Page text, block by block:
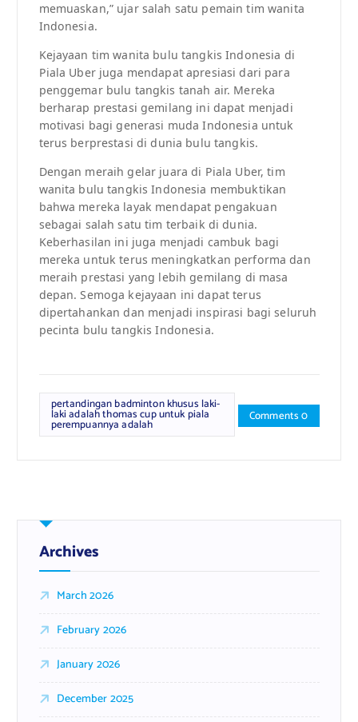
memuaskan,” ujar salah satu pemain tim wanita
Indonesia.
Kejayaan tim wanita bulu tangkis Indonesia di
Piala Uber juga mendapat apresiasi dari para
penggemar bulu tangkis tanah air. Mereka
berharap prestasi gemilang ini dapat menjadi
motivasi bagi generasi muda Indonesia untuk
terus berprestasi di dunia bulu tangkis.
Dengan meraih gelar juara di Piala Uber, tim
wanita bulu tangkis Indonesia membuktikan
bahwa mereka layak mendapat pengakuan
sebagai salah satu tim terbaik di dunia.
Keberhasilan ini juga menjadi cambuk bagi
mereka untuk terus meningkatkan performa dan
meraih prestasi yang lebih gemilang di masa
depan. Semoga kejayaan ini dapat terus
dipertahankan dan menjadi inspirasi bagi seluruh
pecinta bulu tangkis Indonesia.
pertandingan badminton khusus laki-
laki adalah thomas cup untuk piala
perempuannya adalah
Comments 0
Archives
March 2026
February 2026
January 2026
December 2025